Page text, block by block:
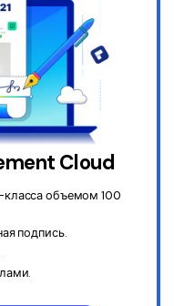
Cloud
объемом 100
подпись.